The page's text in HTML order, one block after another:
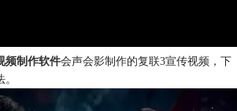
频制作软件会声会影制作的复联3宣传视频，下